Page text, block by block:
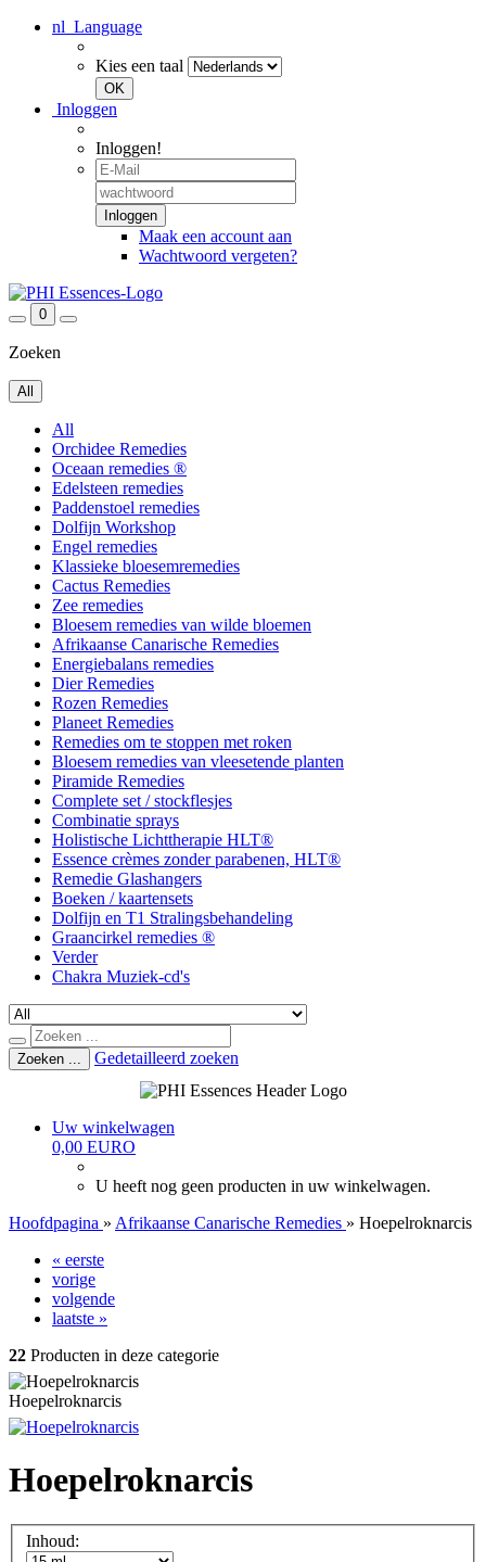
nl Language
Kies een taal
Inloggen
Inloggen!
Maak een account aan
Wachtwoord vergeten?
0
Zoeken
All
All
Orchidee Remedies
Oceaan remedies ®
Edelsteen remedies
Paddenstoel remedies
Dolfijn Workshop
Engel remedies
Klassieke bloesemremedies
Cactus Remedies
Zee remedies
Bloesem remedies van wilde bloemen
Afrikaanse Canarische Remedies
Energiebalans remedies
Dier Remedies
Rozen Remedies
Planeet Remedies
Remedies om te stoppen met roken
Bloesem remedies van vleesetende planten
Piramide Remedies
Complete set / stockflesjes
Combinatie sprays
Holistische Lichttherapie HLT®
Essence crèmes zonder parabenen, HLT®
Remedie Glashangers
Boeken / kaartensets
Dolfijn en T1 Stralingsbehandeling
Graancirkel remedies ®
Verder
Chakra Muziek-cd's
Zoeken ... Gedetailleerd zoeken
Uw winkelwagen
0,00 EURO
U heeft nog geen producten in uw winkelwagen.
Hoofdpagina » Afrikaanse Canarische Remedies » Hoepelroknarcis
« eerste
vorige
volgende
laatste »
22 Producten in deze categorie
Hoepelroknarcis
Hoepelroknarcis
Inhoud: